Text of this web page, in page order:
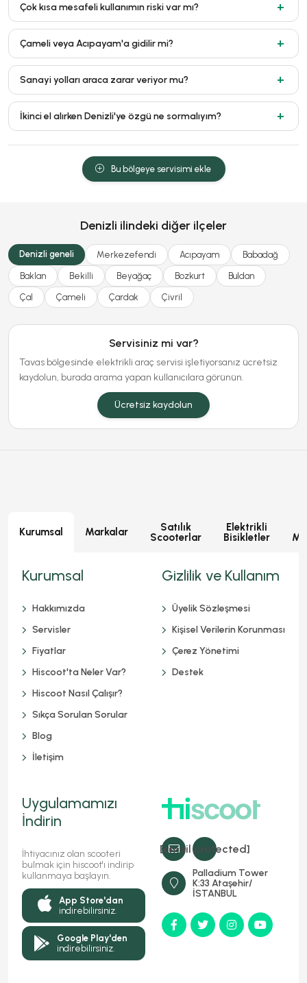
Çok kısa mesafeli kullanımın riski var mı?
Çameli veya Acıpayam'a gidilir mi?
Sanayi yolları araca zarar veriyor mu?
İkinci el alırken Denizli'ye özgü ne sormalıyım?
Bu bölgeye servisimi ekle
Denizli ilindeki diğer ilçeler
Denizli geneli Merkezefendi Acıpayam Babadağ
Baklan Bekilli Beyağaç Bozkurt Buldan
Çal Çameli Çardak Çivril
Servisiniz mi var?
Tavas bölgesinde elektrikli araç servisi işletiyorsanız ücretsiz
kaydolun, burada arama yapan kullanıcılara görünün.
Ücretsiz kaydolun
Kurumsal Markalar
Satılık
Scooterlar
Elektrikli
Bisikletler
[email protected]
Palladium Tower
K:33 Ataşehir/
İSTANBUL
Kurumsal
Hakkımızda
Servisler
Fiyatlar
Hiscoot'ta Neler Var?
Hiscoot Nasıl Çalışır?
Sıkça Sorulan Sorular
Blog
İletişim
Gizlilik ve Kullanım
Üyelik Sözleşmesi
Kişisel Verilerin Korunması
Çerez Yönetimi
Destek
Uygulamamızı
İndirin
İhtiyacınız olan scooteri
bulmak için hiscoot'ı indirip
kullanmaya başlayın.
App Store'dan
indirebilirsiniz.
Google Play'den
indirebilirsiniz.